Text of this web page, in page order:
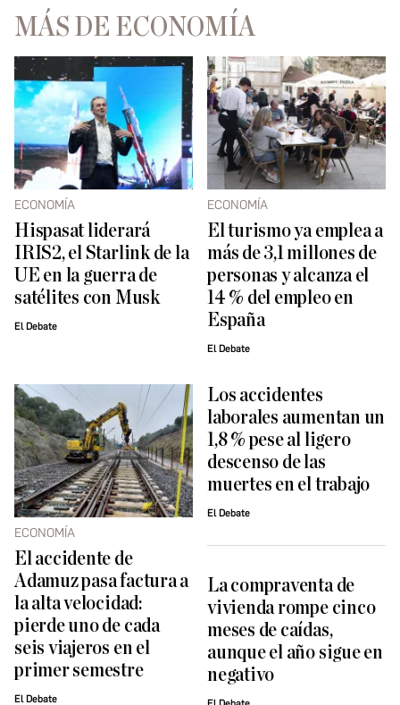
MÁS DE ECONOMÍA
ECONOMÍA
Hispasat liderará
IRIS2, el Starlink de la
UE en la guerra de
satélites con Musk
El Debate
ECONOMÍA
El turismo ya emplea a
más de 3,1 millones de
personas y alcanza el
14 % del empleo en
España
El Debate
ECONOMÍA
El accidente de
Adamuz pasa factura a
la alta velocidad:
pierde uno de cada
seis viajeros en el
primer semestre
El Debate
Los accidentes
laborales aumentan un
1,8 % pese al ligero
descenso de las
muertes en el trabajo
El Debate
La compraventa de
vivienda rompe cinco
meses de caídas,
aunque el año sigue en
negativo